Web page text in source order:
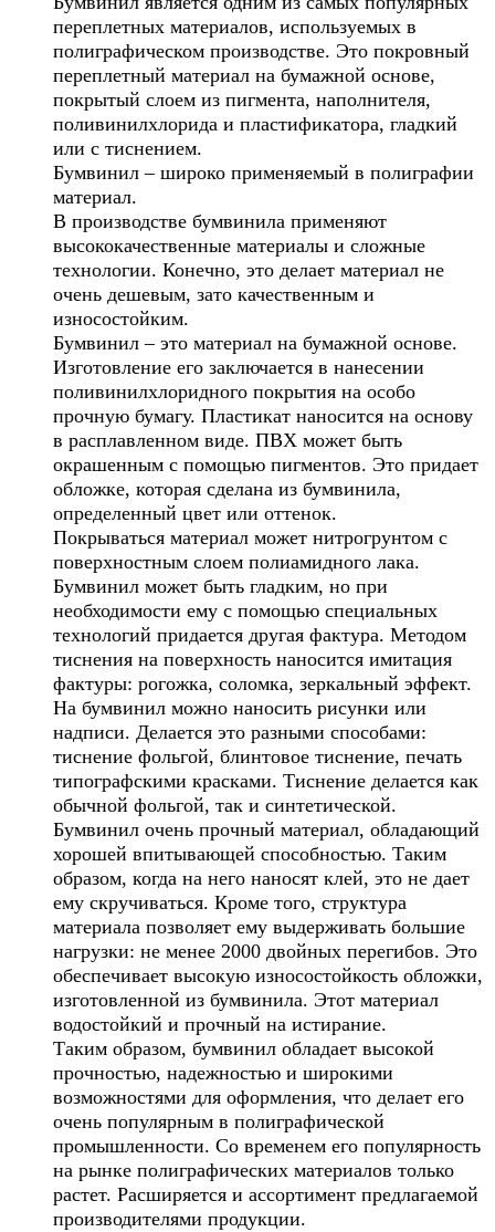
переплетных материалов, используемых в
полиграфическом производстве. Это покровный
переплетный материал на бумажной основе,
покрытый слоем из пигмента, наполнителя,
поливинилхлорида и пластификатора, гладкий
или с тиснением.
Бумвинил – широко применяемый в полиграфии
материал.
В производстве бумвинила применяют
высококачественные материалы и сложные
технологии. Конечно, это делает материал не
очень дешевым, зато качественным и
износостойким.
Бумвинил – это материал на бумажной основе.
Изготовление его заключается в нанесении
поливинилхлоридного покрытия на особо
прочную бумагу. Пластикат наносится на основу
в расплавленном виде. ПВХ может быть
окрашенным с помощью пигментов. Это придает
обложке, которая сделана из бумвинила,
определенный цвет или оттенок.
Покрываться материал может нитрогрунтом с
поверхностным слоем полиамидного лака.
Бумвинил может быть гладким, но при
необходимости ему с помощью специальных
технологий придается другая фактура. Методом
тиснения на поверхность наносится имитация
фактуры: рогожка, соломка, зеркальный эффект.
На бумвинил можно наносить рисунки или
надписи. Делается это разными способами:
тиснение фольгой, блинтовое тиснение, печать
типографскими красками. Тиснение делается как
обычной фольгой, так и синтетической.
Бумвинил очень прочный материал, обладающий
хорошей впитывающей способностью. Таким
образом, когда на него наносят клей, это не дает
ему скручиваться. Кроме того, структура
материала позволяет ему выдерживать большие
нагрузки: не менее 2000 двойных перегибов. Это
обеспечивает высокую износостойкость обложки,
изготовленной из бумвинила. Этот материал
водостойкий и прочный на истирание.
Таким образом, бумвинил обладает высокой
прочностью, надежностью и широкими
возможностями для оформления, что делает его
очень популярным в полиграфической
промышленности. Со временем его популярность
на рынке полиграфических материалов только
растет. Расширяется и ассортимент предлагаемой
производителями продукции.